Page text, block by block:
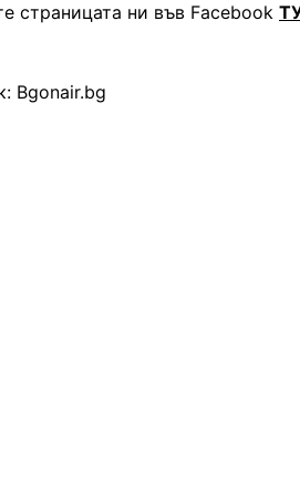
страницата ни във Facebook
Bgonair.bg